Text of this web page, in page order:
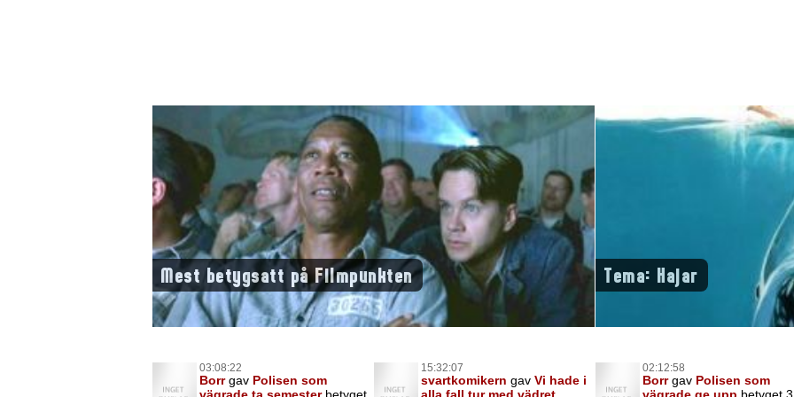
Mest betygsatt på Filmpunkten Tema: Hajar
03:08:22
Borrgav Polisen som
vägrade ta semester betyget
15:32:07
svartkomikern gav Vi hade i
alla fall tur med vädret
02:12:58
Borrgav Polisen som
vägrade ge upp betyget